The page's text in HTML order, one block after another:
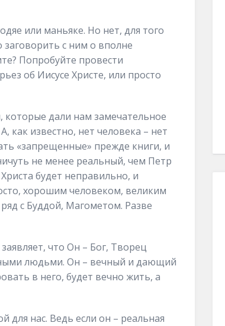
или маньяке. Но нет, для того
с ним о вполне
Попробуйте провести
об Иисусе Христе, или просто
дали нам замечательное
как известно, нет человека – нет
«запрещенные» прежде книги, и
не менее реальный, чем Петр
будет неправильно, и
хорошим человеком, великим
с Буддой, Магометом. Разве
что Он – Бог, Творец
людьми. Он – вечный и дающий
в него, будет вечно жить, а
для нас. Ведь если он – реальная